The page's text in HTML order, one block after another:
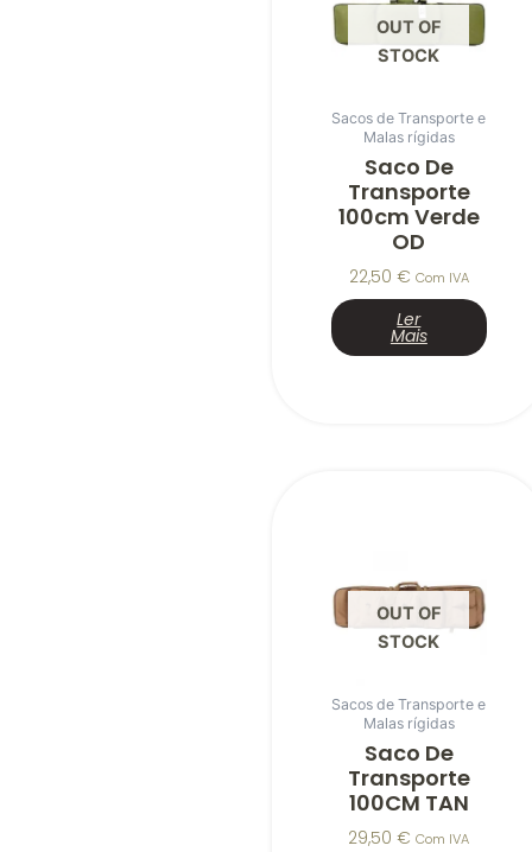
OUT OF
STOCK
Sacos de Transporte e
Malas rígidas
Saco De
Transporte
100cm Verde
OD
22,50 € Com IVA
Ler
Mais
OUT OF
STOCK
Sacos de Transporte e
Malas rígidas
Saco De
Transporte
100CM TAN
29,50€ Com IVA